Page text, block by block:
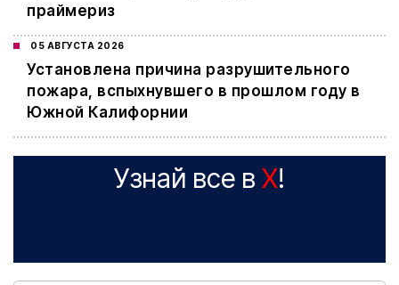
праймериз
05 АВГУСТА 2026
Установлена причина разрушительного
пожара, вспыхнувшего в прошлом году в
Южной Калифорнии
Узнай все в X!